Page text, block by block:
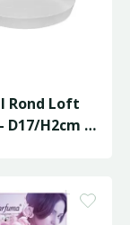
Rond Loft
D17/H2cm -